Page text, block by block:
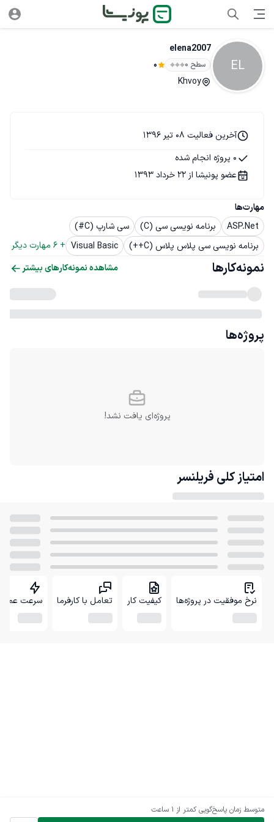
EL
elena2007
سطح ۰ 0
Khvoy
متوسط زمان پاسخ‌گویی کمتر از 1 ساعت
مهارت‌ها
ASP.Net
برنامه نویسی سی (C)
سی شارپ (C#)
برنامه نویسی سی پلاس پلاس (C++)
Visual Basic
+
6 مهارت دیگر
آخرین فعالیت 08 تیر 1396
0 پروژه انجام شده
عضو پونیشا از 22 خرداد 1393
نمونه‌کارها مشاهده نمونه‌کارهای بیشتر
پروژه‌ها
پروژه‌ای یافت نشد!
امتیاز کلی فریلنسر
نرخ موفقیت در پروژه‌ها کیفیت کار تعامل با کارفرما سرعت عمل